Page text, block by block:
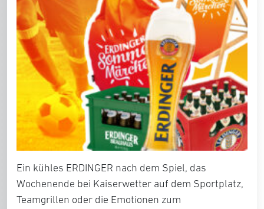
Ein kühles ERDINGER nach dem Spiel, das
Wochenende bei Kaiserwetter auf dem Sportplatz,
Teamgrillen oder die Emotionen zum